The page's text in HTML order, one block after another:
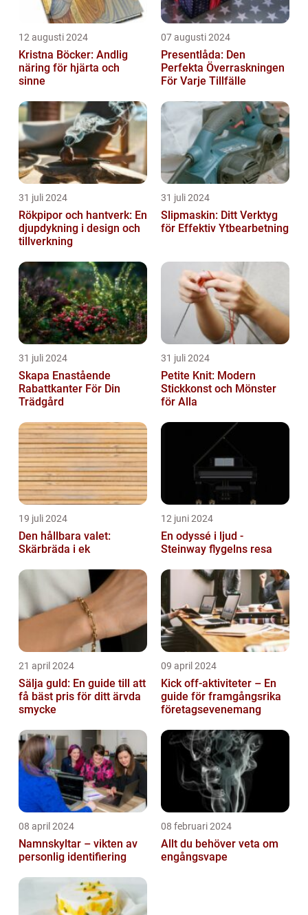
12 augusti 2024
Kristna Böcker: Andlig
näring för hjärta och
sinne
07 augusti 2024
Presentlåda: Den
Perfekta Överraskningen
För Varje Tillfälle
31 juli 2024
Rökpipor och hantverk: En
djupdykning i design och
tillverkning
31 juli 2024
Slipmaskin: Ditt Verktyg
för Effektiv Ytbearbetning
31 juli 2024
Skapa Enastående
Rabattkanter För Din
Trädgård
31 juli 2024
Petite Knit: Modern
Stickkonst och Mönster
för Alla
19 juli 2024
Den hållbara valet:
Skärbräda i ek
12 juni 2024
En odyssé i ljud -
Steinway flygelns resa
21 april 2024
Sälja guld: En guide till att
få bäst pris för ditt ärvda
smycke
09 april 2024
Kick off-aktiviteter – En
guide för framgångsrika
företagsevenemang
08 april 2024
Namnskyltar – vikten av
personlig identifiering
08 februari 2024
Allt du behöver veta om
engångsvape